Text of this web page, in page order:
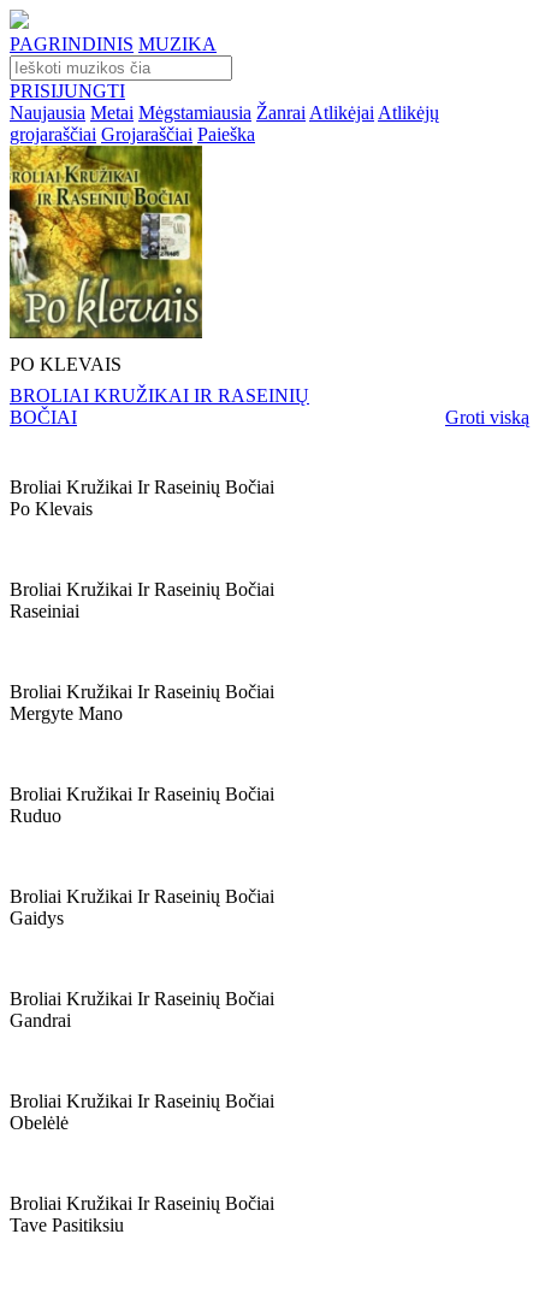
PAGRINDINIS MUZIKA
PRISIJUNGTI
Naujausia Metai Mėgstamiausia Žanrai Atlikėjai Atlikėjų
grojaraščiai Grojaraščiai Paieška
PO KLEVAIS
BROLIAI KRUŽIKAI IR RASEINIŲ
BOČIAI
Groti viską
Broliai Kružikai Ir Raseinių Bočiai
Po Klevais
Broliai Kružikai Ir Raseinių Bočiai
Raseiniai
Broliai Kružikai Ir Raseinių Bočiai
Mergyte Mano
Broliai Kružikai Ir Raseinių Bočiai
Ruduo
Broliai Kružikai Ir Raseinių Bočiai
Gaidys
Broliai Kružikai Ir Raseinių Bočiai
Gandrai
Broliai Kružikai Ir Raseinių Bočiai
Obelėlė
Broliai Kružikai Ir Raseinių Bočiai
Tave Pasitiksiu